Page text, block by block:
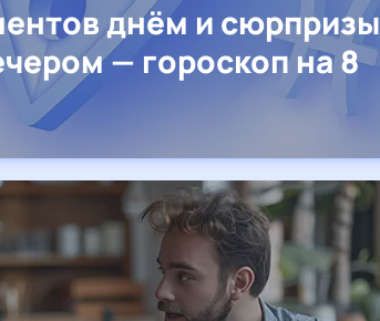
днём и сюрпризы
— гороскоп на 8